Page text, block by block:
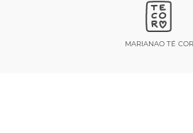
MARIANAO TÉ COR